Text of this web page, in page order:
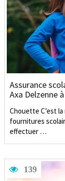
Assurance
Axa Delzenne
Chouette C’est
fournitures
effectuer …
139